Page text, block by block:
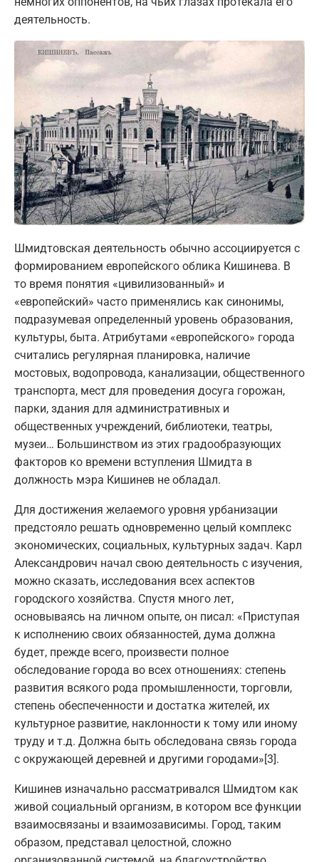
деятельность.
Шмидтовская деятельность обычно ассоциируется с
формированием европейского облика Кишинева. В
то время понятия «цивилизованный» и
«европейский» часто применялись как синонимы,
подразумевая определенный уровень образования,
культуры, быта. Атрибутами «европейского» города
считались регулярная планировка, наличие
мостовых, водопровода, канализации, общественного
транспорта, мест для проведения досуга горожан,
парки, здания для административных и
общественных учреждений, библиотеки, театры,
музеи… Большинством из этих градообразующих
факторов ко времени вступления Шмидта в
должность мэра Кишинев не обладал.
Для достижения желаемого уровня урбанизации
предстояло решать одновременно целый комплекс
экономических, социальных, культурных задач. Карл
Александрович начал свою деятельность с изучения,
можно сказать, исследования всех аспектов
городского хозяйства. Спустя много лет,
основываясь на личном опыте, он писал: «Приступая
к исполнению своих обязанностей, дума должна
будет, прежде всего, произвести полное
обследование города во всех отношениях: степень
развития всякого рода промышленности, торговли,
степень обеспеченности и достатка жителей, их
культурное развитие, наклонности к тому или иному
труду и т.д. Должна быть обследована связь города
с окружающей деревней и другими городами»[3].
Кишинев изначально рассматривался Шмидтом как
живой социальный организм, в котором все функции
взаимосвязаны и взаимозависимы. Город, таким
образом, представал целостной, сложно